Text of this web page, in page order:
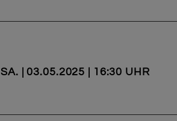
SA. | 03.05.2025 | 16:30 UHR